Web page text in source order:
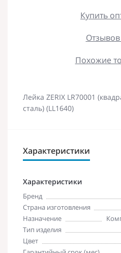
Купить
Отзывов
Похожие
Лейка ZERIX LR70001
сталь) (LL1640)
Характеристики
Характеристики
Бренд
Страна изготовления
Назначение
Тип изделия
Цвет